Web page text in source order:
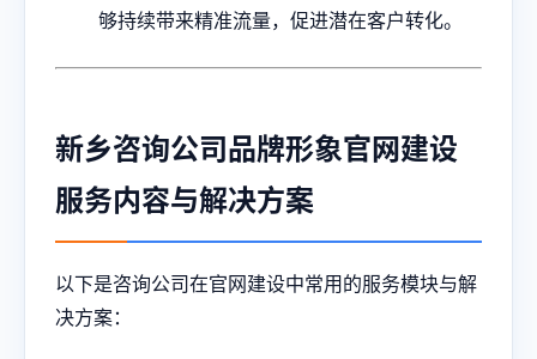
够持续带来精准流量，促进潜在客户转化。
新乡咨询公司品牌形象官网建设
服务内容与解决方案
以下是咨询公司在官网建设中常用的服务模块与解
决方案：